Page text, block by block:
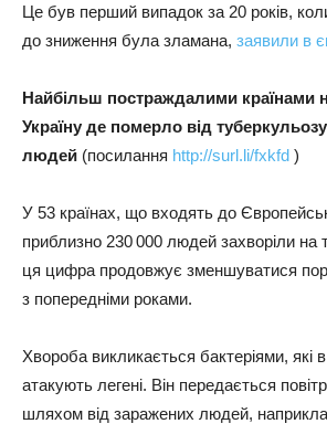
Це був перший випадок за 20 років,
до зниження була зламана, заявили в
Найбільш постраждалими країнами
Україну де померло від
людей (посилання http://surl.li/fxkfd )
У 53 країнах, що входять до
приблизно 230 000 людей захворіли на
ця цифра продовжує зменшуватися
з попередніми роками.
Хвороба викликається бактеріями, які
атакують легені. Він передається
шляхом від заражених людей,